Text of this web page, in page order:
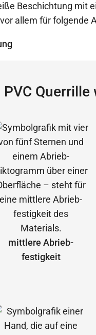
Beschichtung mit
allem für folgende
Querrille
mittlere Abrieb­
festigkeit